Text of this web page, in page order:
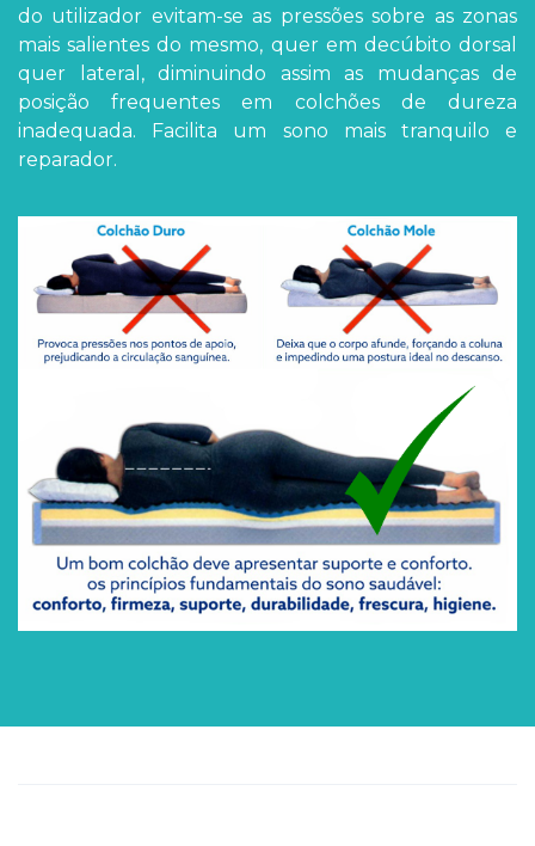
do utilizador evitam-se as pressões sobre as zonas
mais salientes do mesmo, quer em decúbito dorsal
quer lateral, diminuindo assim as mudanças de
posição frequentes em colchões de dureza
inadequada. Facilita um sono mais tranquilo e
reparador.